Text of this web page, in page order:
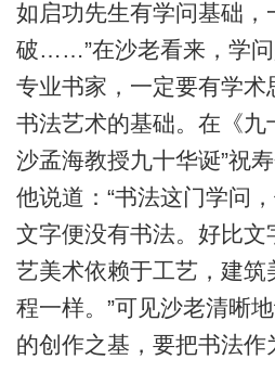
如启功先生有学问基础，
破……”在沙老看来，学问
专业书家，一定要有学术
书法艺术的基础。在《
沙孟海教授九十华诞”祝
他说道：“书法这门学问
文字便没有书法。好比文
艺美术依赖于工艺，建筑
程一样。”可见沙老清晰
的创作之基，要把书法作